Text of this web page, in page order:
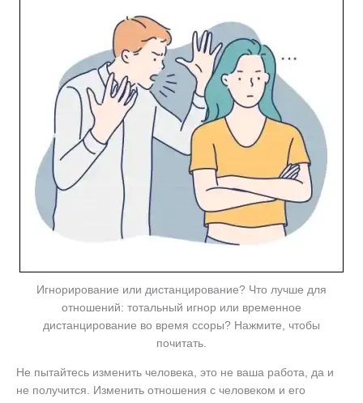
Игнорирование или дистанцирование? Что лучше для
отношений: тотальный игнор или временное
дистанцирование во время ссоры? Нажмите, чтобы
почитать.
Не пытайтесь изменить человека, это не ваша работа, да и
не получится. Изменить отношения с человеком и его